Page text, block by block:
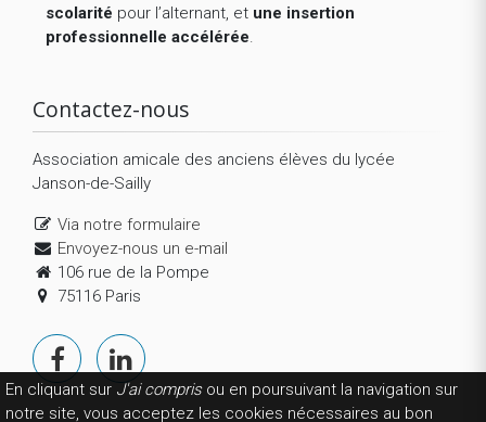
En cliquant sur J'ai comprisou en poursuivant la navigation sur
notre site, vous acceptez les cookies nécessaires au bon
scolarité pour l’alternant, et une insertion
professionnelle accélérée.
Contactez-nous
Association amicale des anciens élèves du lycée
Janson-de-Sailly
Via notre formulaire
Envoyez-nous un e-mail
106 rue de la Pompe
75116 Paris